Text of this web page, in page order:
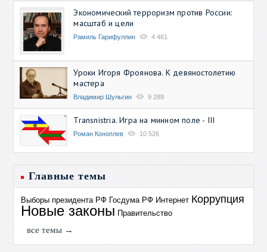
Экономический терроризм против России:
масштаб и цели
Рамиль Гарифуллин 4 461
Уроки Игоря Фроянова. К девяностолетию
мастера
Владимир Шульгин 9 289
Transnistria. Игра на минном поле - III
Роман Коноплев 10 526
Главные темы
Выборы президента РФ Госдума РФ Интернет Коррупция
Новые законы Правительство
все темы →